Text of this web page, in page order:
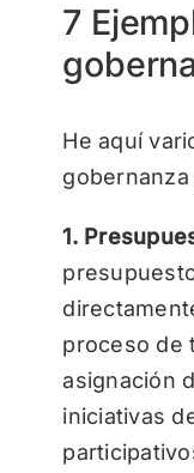
7
He aquí
1.
proceso de
asignación
iniciativas